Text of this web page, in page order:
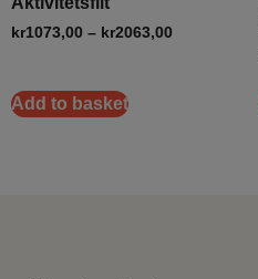
kr1073,00 – kr2063,00
Add to basket